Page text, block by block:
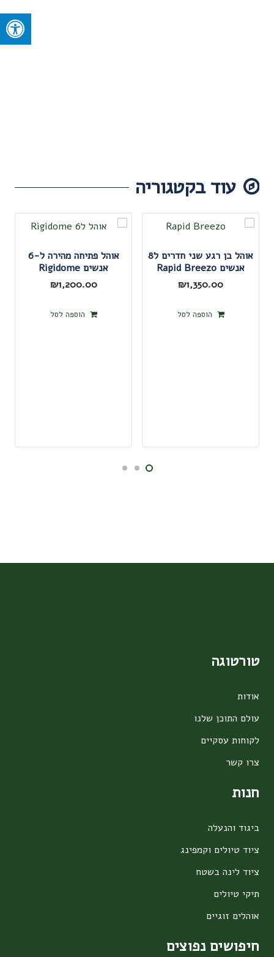
עוד בקטגוריה
אוהל בן רגע שני חדרים ל8
אנשים Rapid Breezo
₪1,350.00
הוספה לסל
אוהל פתיחה מהירה ל-6
אנשים Rigidome
₪1,200.00
הוספה לסל
טורטוגה
אודות
עולם התוכן שלנו
לקוחות עסקיים
צרו קשר
חנות
ביגוד והנעלה
ציוד טיולים וקמפינג
ציוד לינה בשטח
תיקי טיולים
אוהלים זוגיים
חיפושים נפוצים